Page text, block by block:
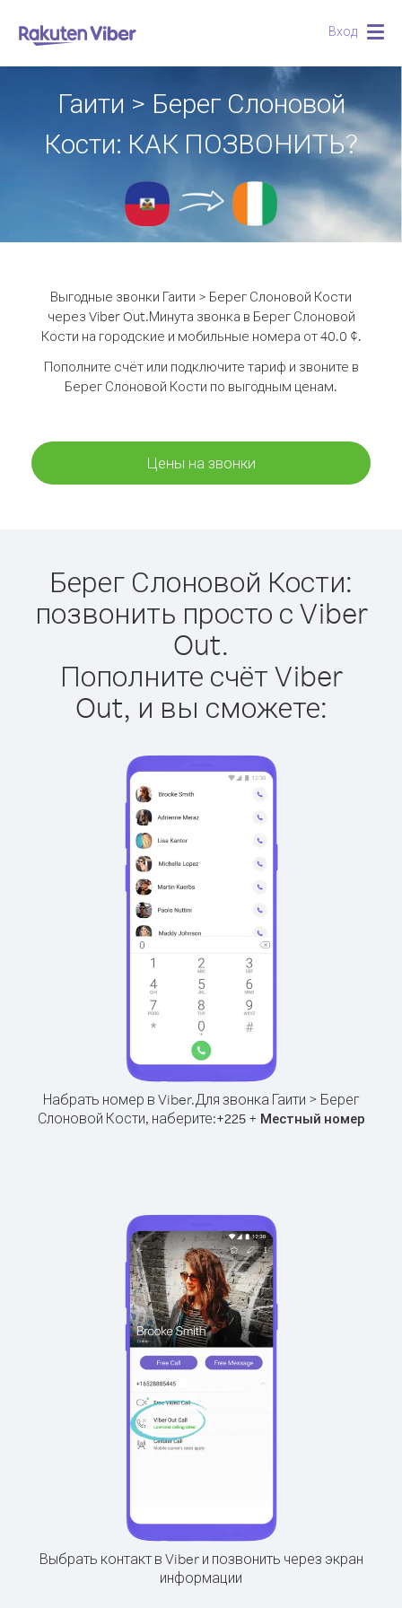
Вход
Гаити > Берег Слоновой
Кости: КАК ПОЗВОНИТЬ?
Выгодные звонки Гаити > Берег Слоновой Кости
через Viber Out.Минута звонка в Берег Слоновой
Кости на городские и мобильные номера от 40.0 ¢.
Пополните счёт или подключите тариф и звоните в
Берег Слоновой Кости по выгодным ценам.
Цены на звонки
Берег Слоновой Кости:
позвонить просто с Viber
Out.
Пополните счёт Viber
Out, и вы сможете:
Набрать номер в Viber.Для звонка Гаити > Берег
Слоновой Кости, наберите:+225+ Местный номер
Выбрать контакт в Viber и позвонить через экран
информации